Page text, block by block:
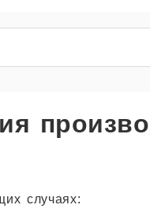
случаях: